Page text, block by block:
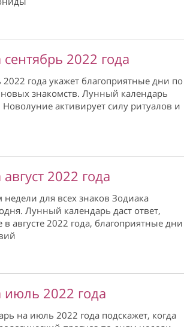
2022 года
года укажет благоприятные дни по
знакомств. Лунный календарь
активирует силу ритуалов и
2022 года
для всех знаков Зодиака
Лунный календарь даст ответ,
августе 2022 года, благоприятные дни
2022 года
на июль 2022 года подскажет, когда